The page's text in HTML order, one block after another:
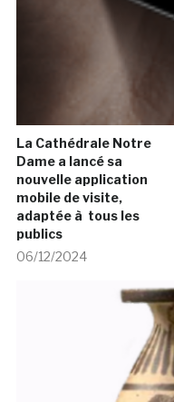
La Cathédrale Notre
Dame a lancé sa
nouvelle application
mobile de visite,
adaptée à tous les
publics
06/12/2024